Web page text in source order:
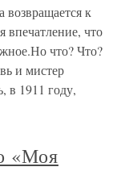
к
впечатление, что
что? Что?
и мистер
1911 году,
«Моя